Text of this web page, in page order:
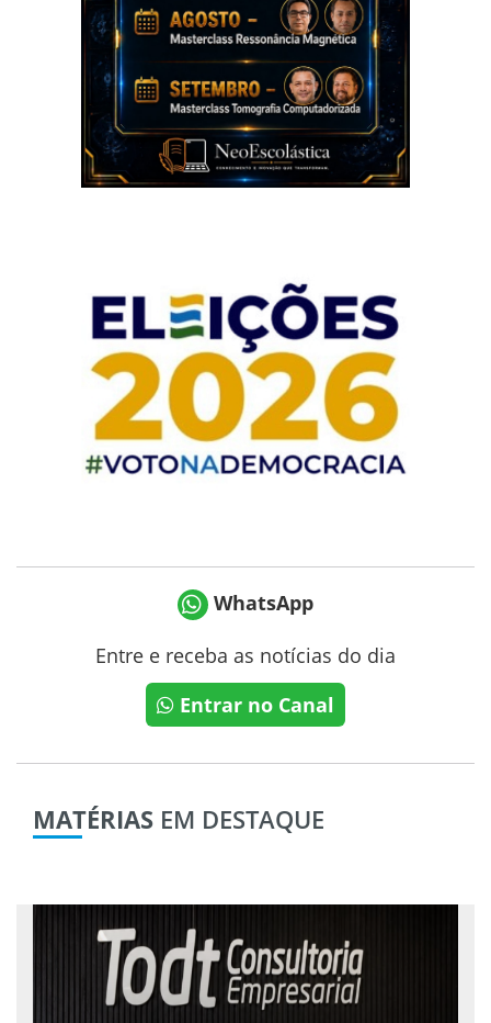
WhatsApp
Entre e receba as notícias do dia
Entrar no Canal
MATÉRIAS EM DESTAQUE